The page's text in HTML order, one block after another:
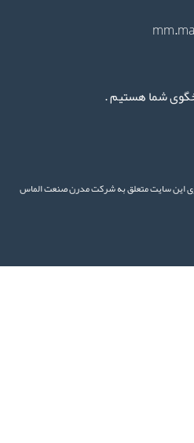
شما هستیم .
این سایت متعلق به شرکت مدرن صنعت الماس